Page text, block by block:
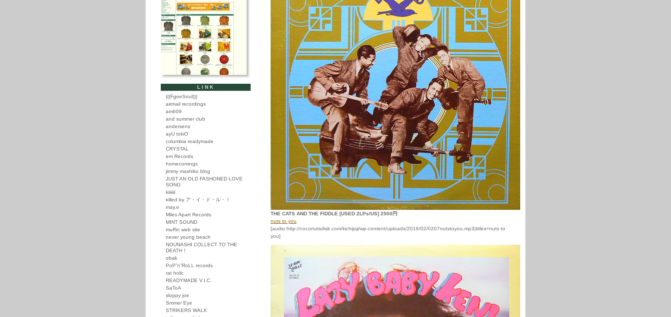
THE CATS AND THE FIDDLE [USED 2LPs/US] 2500円
nuts to you
[audio:http://coconutsdisk.com/kichijoji/wp-content/uploads/2016/02/0207nutstoyou.mp3|titles=nuts to
you]
LINK
(((FgeeSoul)))
airmail recordings
am609
and summer club
andersens
ayU tokiO
columbia readymade
CRYSTAL
em Records
homecomings
jimmy mashiko blog
JUST AN OLD FASHONED LOVE
SONG
kiiiiiii
killed by ア・イ・ド・ル・！
may.e
Miles Apart Records
MINT SOUND
muffin web site
never young beach
NOUNASHI COLLECT TO THE
DEATH！
obak
PoP”n”RoLL records
rat holic
READYMADE V.I.C.
SaToA
sloppy joe
Smmer Eye
STRIKERS WALK